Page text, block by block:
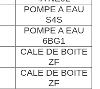
POMPE A EAU
S4S
POMPE A EAU
6BG1
CALE DE BOITE
ZF
CALE DE BOITE
ZF